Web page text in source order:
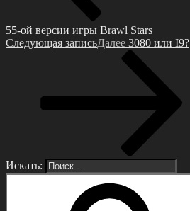
55-ой вeрсии игры Brawl Stars
Следующая записьДалее 3080 или I9?
Искать: